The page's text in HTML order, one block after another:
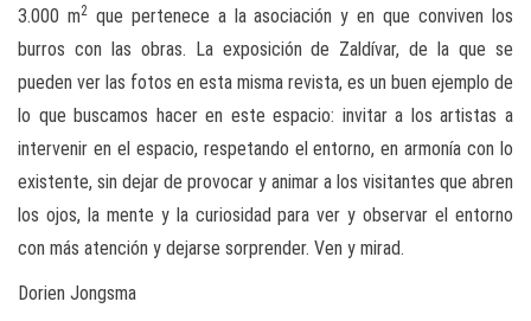
3.000 m2que pertenece a la asociación y en que conviven los
burros con las obras. La exposición de Zaldívar, de la que se
pueden ver las fotos en esta misma revista, es un buen ejemplo de
lo que buscamos hacer en este espacio: invitar a los artistas a
intervenir en el espacio, respetando el entorno, en armonía con lo
existente, sin dejar de provocar y animar a los visitantes que abren
los ojos, la mente y la curiosidad para ver y observar el entorno
con más atención y dejarse sorprender. Ven y mirad.
Dorien Jongsma